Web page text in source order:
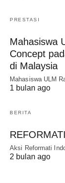
PRESTASI
Mahasiswa
Concept
di Malaysia
Mahasiswa ULM
1 bulan ago
BERITA
Aksi Reformati
2 bulan ago